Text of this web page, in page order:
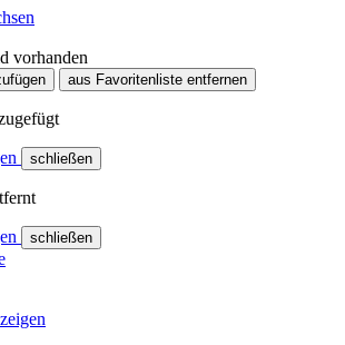
aus Favoritenliste entfernen
schließen
schließen